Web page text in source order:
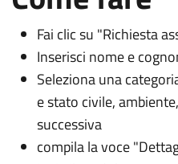
Fai clic su "Richiesta
Inserisci nome e
Seleziona una
e stato civile,
successiva
compila la voce